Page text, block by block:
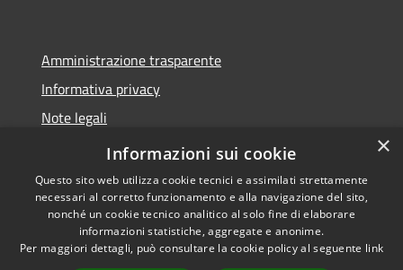
Amministrazione trasparente
Informativa privacy
Note legali
Dichiarazione di accessibilità
Accessibilità
Copyright © 2026 • Comune di
Molinella • Powered by
×
Informazioni sui cookie
Questo sito web utilizza cookie tecnici e assimilati strettamente
necessari al corretto funzionamento e alla navigazione del sito,
nonché un cookie tecnico analitico al solo fine di elaborare
informazioni statistiche, aggregate e anonime.
Per maggiori dettagli, può consultare la cookie policy al seguente link